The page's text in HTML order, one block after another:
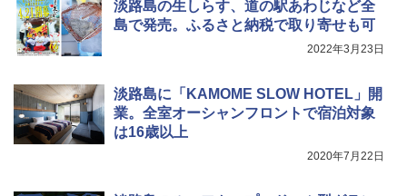
着替えテント トイレテント 透けない【換気
￥3,180
淡路島の生しらす、道の駅あわじなど全
島で発売。ふるさと納税で取り寄せも可
2022年3月23日
淡路島に「KAMOME SLOW HOTEL」開
業。全室オーシャンフロントで宿泊対象
は16歳以上
2020年7月22日